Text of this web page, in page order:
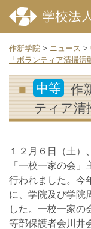
作新学院 > ニュース >
「ボランティア清掃
中等
作
ティア清
１２月６日（土）
「一校一家の会
行われました。今
に、学院及び学院
した。一校一家の
等部保護者会川井